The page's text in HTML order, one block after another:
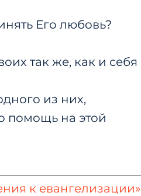
Его любовь?
так же, как и себя
из них,
помощь на этой
к евангелизации»